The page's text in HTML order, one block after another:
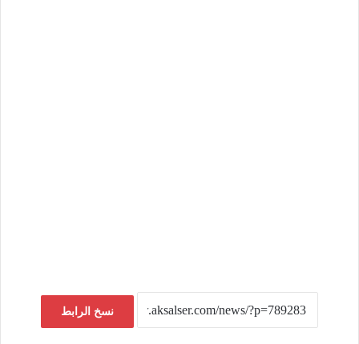
نسخ الرابط